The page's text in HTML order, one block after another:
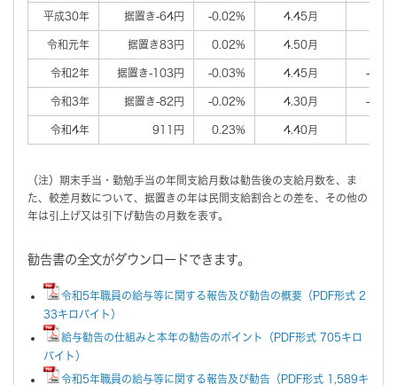
平成30年 据置き-64円 -0.02% 4.45月
令和元年 据置き83円 0.02% 4.50月
令和2年 据置き-103円 -0.03% 4.45月 -0.05
令和3年 据置き-82円 -0.02% 4.30月 -0.15
令和4年 911円 0.23% 4.40月
（注）期末手当・勤勉手当の年間支給月数は勧告後の支給月数を、ま
た、較差月数について、据置きの年は民間支給割合との差を、その他の
年は引上げ又は引下げ勧告の月数を表す。
勧告書の全文がダウンロードできます。
令和5年職員の給与等に関する報告及び勧告の概要（PDF形式 2
33キロバイト）
給与勧告の仕組みと本年の勧告のポイント（PDF形式 705キロ
バイト）
令和5年職員の給与等に関する報告及び勧告（PDF形式 1,589キ